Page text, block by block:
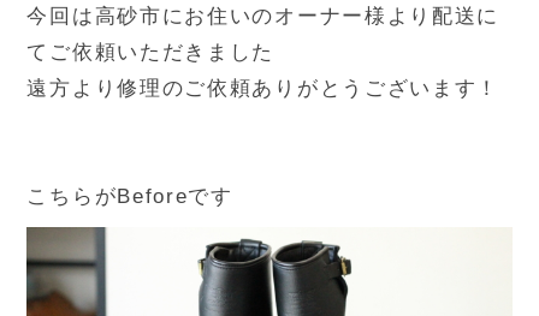
今回は高砂市にお住いのオーナー様より配送に
てご依頼いただきました
遠方より修理のご依頼ありがとうございます！
こちらがBeforeです